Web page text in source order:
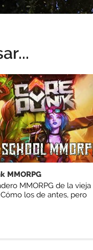
MMORPG
MMORPG de la vieja
los de antes, pero